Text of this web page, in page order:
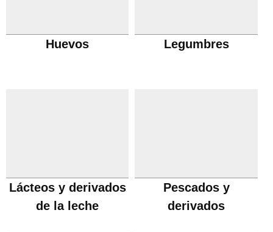
Huevos Legumbres
Lácteos y derivados
de la leche
Pescados y
derivados